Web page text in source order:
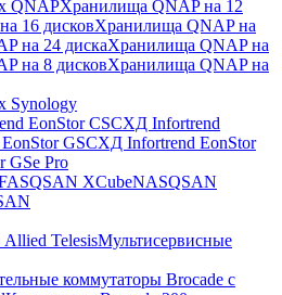
QNAPХранилища QNAP на 12
16 дисковХранилища QNAP на
на 24 дискаХранилища QNAP на
на 8 дисковХранилища QNAP на
Synology
EonStor CSСХД Infortrend
GSСХД Infortrend EonStor
GSe Pro
QSAN XCubeNASQSAN
TelesisМультисервисные
коммутаторы Brocade с